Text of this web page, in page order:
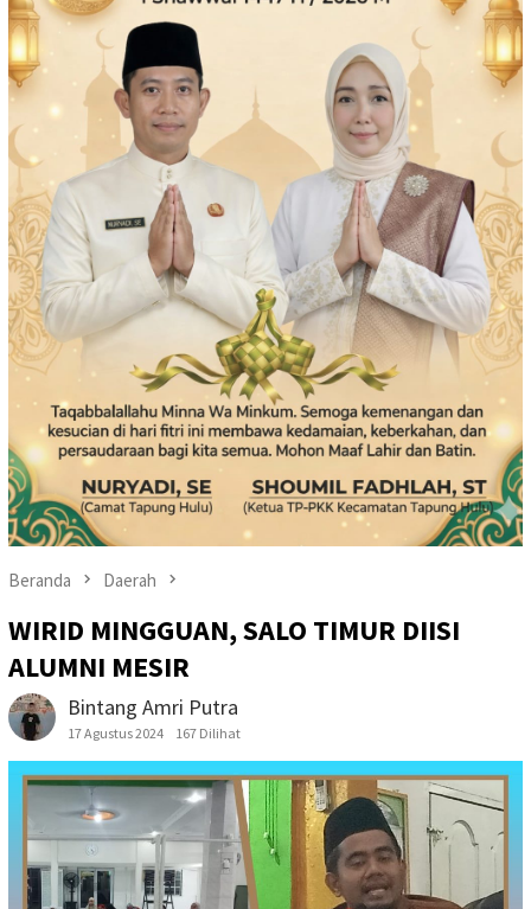
Beranda Daerah
WIRID MINGGUAN, SALO TIMUR DIISI
ALUMNI MESIR
Bintang Amri Putra
17 Agustus 2024 167 Dilihat